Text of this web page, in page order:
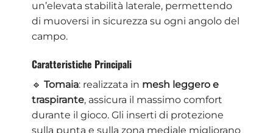
un’elevata stabilità laterale, permettendo
di muoversi in sicurezza su ogni angolo del
campo.
Caratteristiche Principali
🔹 Tomaia: realizzata in mesh leggero e
traspirante, assicura il massimo comfort
durante il gioco. Gli inserti di protezione
sulla punta e sulla zona mediale migliorano